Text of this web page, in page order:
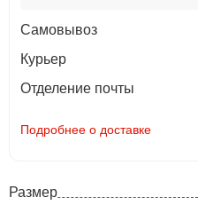
Самовывоз
Курьер
Отделение почты
Подробнее о доставке
Размер